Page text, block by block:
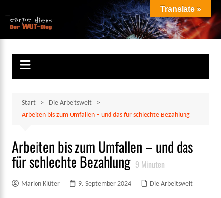
Inhalt
springen
Marion Klüter
carpe diem
Start
Die Arbeitswelt
Arbeiten bis zum Umfallen – und das für schlechte Bezahlung
Arbeiten bis zum Umfallen – und das
für schlechte Bezahlung 9 Minuten
Marion Klüter 9. September 2024 Die Arbeitswelt
Translate »